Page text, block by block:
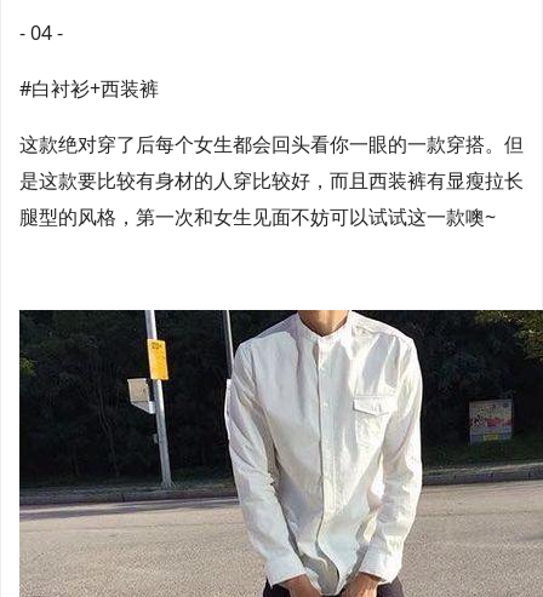
- 04 -
#白衬衫+西装裤
这款绝对穿了后每个女生都会回头看你一眼的一款穿搭。但
是这款要比较有身材的人穿比较好，而且西装裤有显瘦拉长
腿型的风格，第一次和女生见面不妨可以试试这一款噢~